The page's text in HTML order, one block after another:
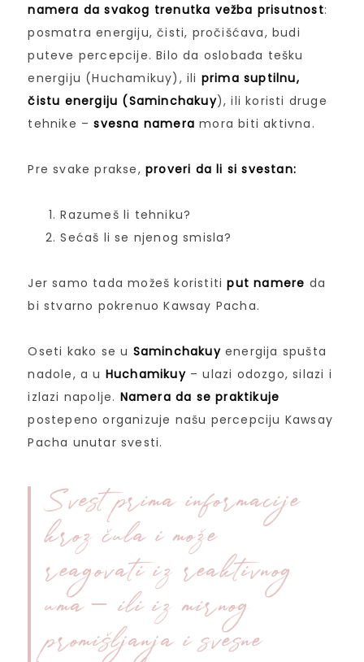
namera da svakog trenutka vežba prisutnost:
posmatra energiju, čisti, pročišćava, budi
puteve percepcije. Bilo da oslobađa tešku
energiju (Huchamikuy), ili prima suptilnu,
čistu energiju (Saminchakuy), ili koristi druge
tehnike –svesna namera mora biti aktivna.
Pre svake prakse,proveri da li si svestan:
Razumeš li tehniku?
Sećaš li se njenog smisla?
Jer samo tada možeš koristitiput namere da
bi stvarno pokrenuo Kawsay Pacha.
Oseti kako se u Saminchakuyenergija spušta
nadole, a u Huchamikuy– ulazi odozgo, silazi i
izlazi napolje. Namera da se praktikuje
postepeno organizuje našu percepciju Kawsay
Pacha unutar svesti.
Svest prima informacije
kroz čula i može
reagovati iz reaktivnog
uma – ili iz mirnog
promišljanja i svesne